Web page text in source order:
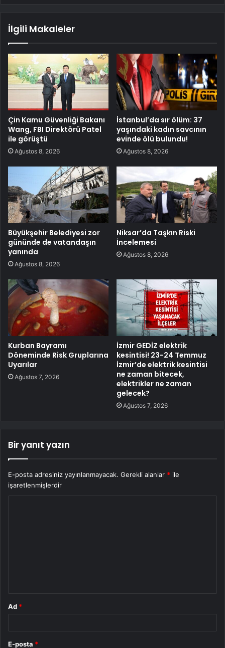
İlgili Makaleler
Çin Kamu Güvenliği Bakanı
Wang, FBI Direktörü Patel
ile görüştü
Ağustos 8, 2026
İstanbul’da sır ölüm: 37
yaşındaki kadın savcının
evinde ölü bulundu!
Ağustos 8, 2026
Büyükşehir Belediyesi zor
gününde de vatandaşın
yanında
Ağustos 8, 2026
Niksar’da Taşkın Riski
İncelemesi
Ağustos 8, 2026
Kurban Bayramı
Döneminde Risk Gruplarına
Uyarılar
Ağustos 7, 2026
İzmir GEDİZ elektrik
kesintisi! 23-24 Temmuz
İzmir’de elektrik kesintisi
ne zaman bitecek,
elektrikler ne zaman
gelecek?
Ağustos 7, 2026
Bir yanıt yazın
E-posta adresiniz yayınlanmayacak. Gerekli alanlar * ile
işaretlenmişlerdir
Ad *
E-posta *